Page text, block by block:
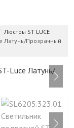
Люстры ST LUCE
Латунь/Прозрачный